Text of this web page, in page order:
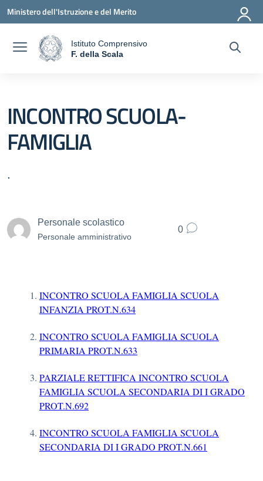
Ministero dell'Istruzione e del Merito
Istituto Comprensivo
F. della Scala
INCONTRO SCUOLA-
FAMIGLIA
.
Personale scolastico
Personale amministrativo
0
INCONTRO SCUOLA FAMIGLIA SCUOLA
INFANZIA PROT.N.634
INCONTRO SCUOLA FAMIGLIA SCUOLA
PRIMARIA PROT.N.633
PARZIALE RETTIFICA INCONTRO SCUOLA
FAMIGLIA SCUOLA SECONDARIA DI I GRADO
PROT.N.692
INCONTRO SCUOLA FAMIGLIA SCUOLA
SECONDARIA DI I GRADO PROT.N.661